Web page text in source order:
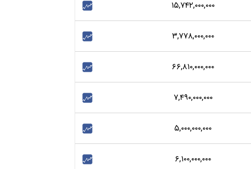
۱۵,۷۴۲,۰۰۰,۰۰۰
۳,۷۷۸,۰۰۰,۰۰۰
۶۶,۸۱۰,۰۰۰,۰۰۰
۷,۴۹۰,۰۰۰,۰۰۰
۵,۰۰۰,۰۰۰,۰۰۰
۶,۱۰۰,۰۰۰,۰۰۰